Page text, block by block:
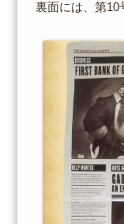
裏面には、第10